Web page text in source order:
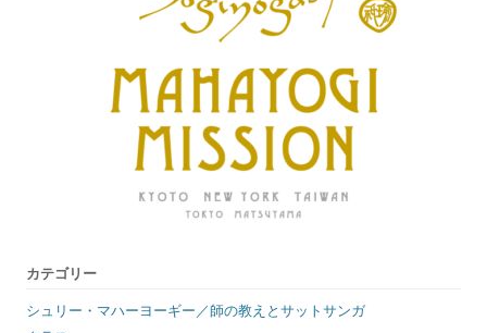
カテゴリー
シュリー・マハーヨーギー／師の教えとサットサンガ